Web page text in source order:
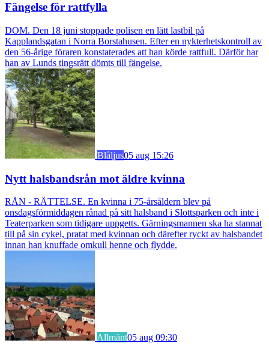
Fängelse för rattfylla
DOM. Den 18 juni stoppade polisen en lätt lastbil på
Kapplandsgatan i Norra Borstahusen. Efter en nykterhetskontroll av
den 56-årige föraren konstaterades att han körde rattfull. Därför har
han av Lunds tingsrätt dömts till fängelse.
Blåljus05 aug 15:26
Nytt halsbandsrån mot äldre kvinna
RÅN - RÄTTELSE. En kvinna i 75-årsåldern blev på
onsdagsförmiddagen rånad på sitt halsband i Slottsparken och inte i
Teaterparken som tidigare uppgetts. Gärningsmannen ska ha stannat
till på sin cykel, pratat med kvinnan och därefter ryckt av halsbandet
innan han knuffade omkull henne och flydde.
Allmänt05 aug 09:30